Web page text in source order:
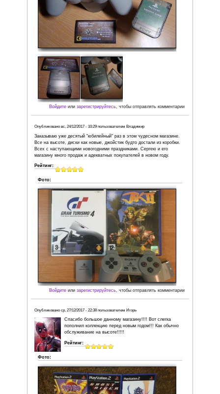
Войдитеилизарегистрируйтесь, чтобы
Опубликованосб, 23/12/2017 - 18:46пользователемМихаил 80
Купил джойстик и карточку памяти ,всё прекрасного
большое)!
Рейтинг:
Фото: